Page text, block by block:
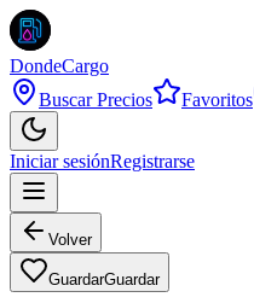
DondeCargo
Buscar Precios
Favoritos
Iniciar sesiónRegistrarse
Volver
GuardarGuardar